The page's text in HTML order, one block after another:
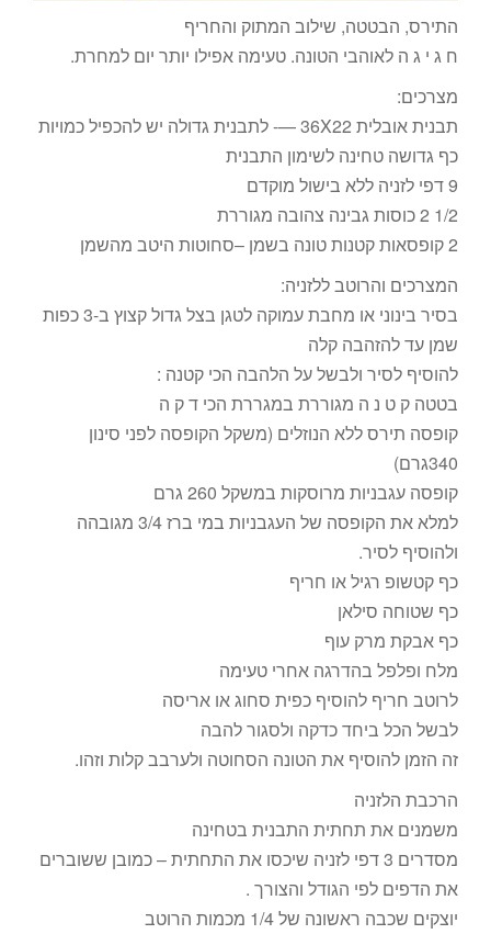
התירס, הבטטה, שילוב המתוק והחריף
ח ג י ג ה לאוהבי הטונה. טעימה אפילו יותר יום למחרת.
מצרכים:
תבנית אובלית 36X22 —- לתבנית גדולה יש להכפיל כמויות
כף גדושה טחינה לשימון התבנית
9 דפי לזניה ללא בישול מוקדם
1/2 2 כוסות גבינה צהובה מגוררת
2 קופסאות קטנות טונה בשמן –סחוטות היטב מהשמן
המצרכים והרוטב ללזניה:
בסיר בינוני או מחבת עמוקה לטגן בצל גדול קצוץ ב-3 כפות
שמן עד להזהבה קלה
להוסיף לסיר ולבשל על הלהבה הכי קטנה :
בטטה ק ט נ ה מגוררת במגררת הכי ד ק ה
קופסה תירס ללא הנוזלים (משקל הקופסה לפני סינון
340גרם)
קופסה עגבניות מרוסקות במשקל 260 גרם
למלא את הקופסה של העגבניות במי ברז 3/4 מגובהה
ולהוסיף לסיר.
כף קטשופ רגיל או חריף
כף שטוחה סילאן
כף אבקת מרק עוף
מלח ופלפל בהדרגה אחרי טעימה
לרוטב חריף להוסיף כפית סחוג או אריסה
לבשל הכל ביחד כדקה ולסגור להבה
זה הזמן להוסיף את הטונה הסחוטה ולערבב קלות וזהו.
הרכבת הלזניה
משמנים את תחתית התבנית בטחינה
מסדרים 3 דפי לזניה שיכסו את התחתית – כמובן ששוברים
את הדפים לפי הגודל והצורך .
יוצקים שכבה ראשונה של 1/4 מכמות הרוטב